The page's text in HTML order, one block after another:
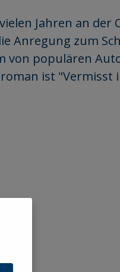
Jahren an der
Anregung zum
populären
ist